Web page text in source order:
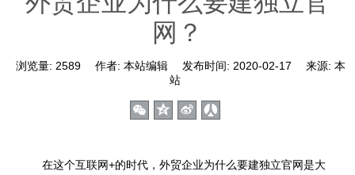
网？
浏览量: 2589 作者: 本站编辑 发布时间: 2020-02-17 来源: 本
站
在这个互联网+的时代，外贸企业为什么要建独立官网是大